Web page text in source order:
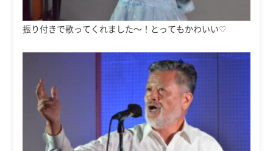
振り付きで歌ってくれました～！とってもかわいい♡